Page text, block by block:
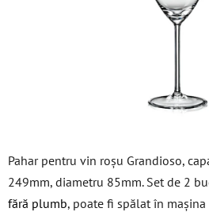
Pahar pentru vin roșu Grandioso,
249mm, diametru 85mm. Set de 2
fără plumb, poate fi spălat în